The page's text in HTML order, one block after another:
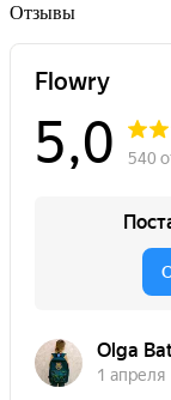
Отзывы